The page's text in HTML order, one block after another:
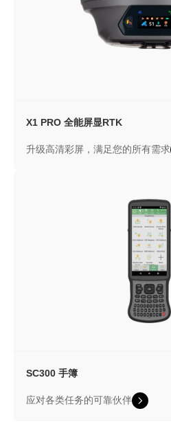
X1 PRO 全能屏显RTK
升级高清彩屏，满足您的所有需求
SC300 手簿
应对各类任务的可靠伙伴